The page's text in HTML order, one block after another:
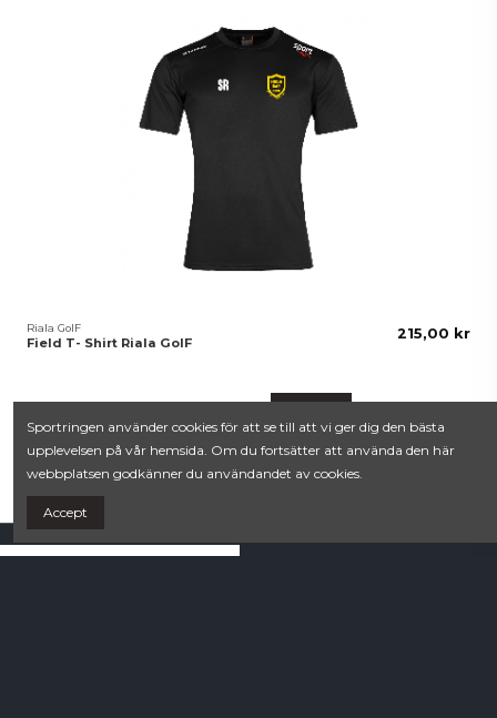
Riala GoIF
Field T- Shirt Riala GoIF
215,00 kr
Sportringen använder cookies för att se till att vi ger dig den bästa
upplevelsen på vår hemsida. Om du fortsätter att använda den här
webbplatsen godkänner du användandet av cookies.
Accept